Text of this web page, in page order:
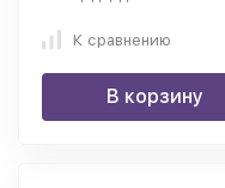
К сравнению
В корзину